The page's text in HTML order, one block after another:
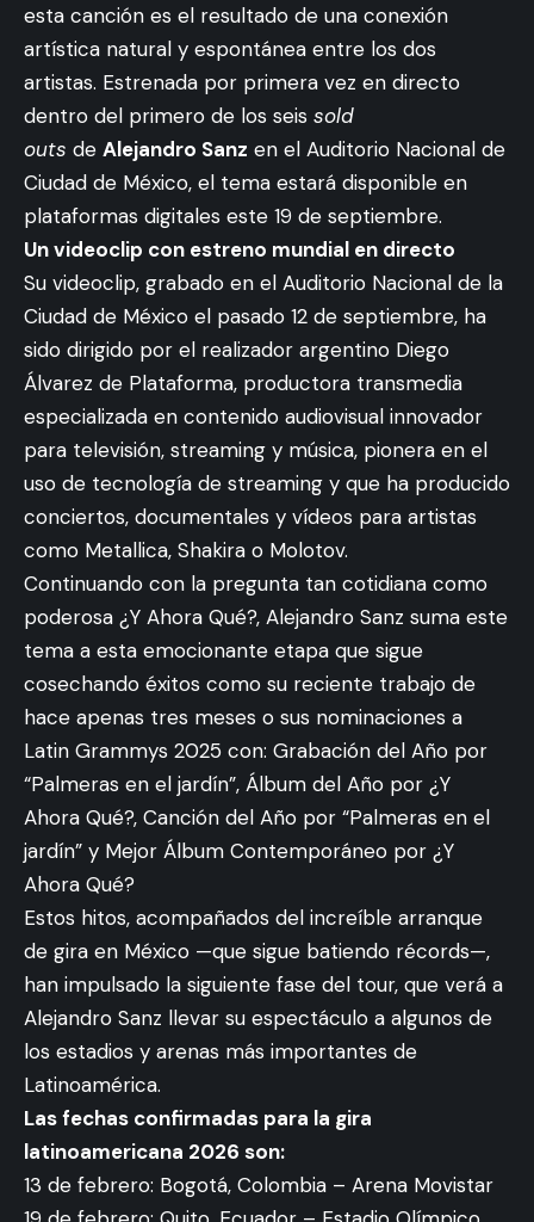
esta canción es el resultado de una conexión
artística natural y espontánea entre los dos
artistas. Estrenada por primera vez en directo
dentro del primero de los seis sold
outs de Alejandro Sanz en el Auditorio Nacional de
Ciudad de México, el tema estará disponible en
plataformas digitales este 19 de septiembre.
Un videoclip con estreno mundial en directo
Su videoclip, grabado en el Auditorio Nacional de la
Ciudad de México el pasado 12 de septiembre, ha
sido dirigido por el realizador argentino Diego
Álvarez de Plataforma, productora transmedia
especializada en contenido audiovisual innovador
para televisión, streaming y música, pionera en el
uso de tecnología de streaming y que ha producido
conciertos, documentales y vídeos para artistas
como Metallica, Shakira o Molotov.
Continuando con la pregunta tan cotidiana como
poderosa ¿Y Ahora Qué?, Alejandro Sanz suma este
tema a esta emocionante etapa que sigue
cosechando éxitos como su reciente trabajo de
hace apenas tres meses o sus nominaciones a
Latin Grammys 2025 con: Grabación del Año por
“Palmeras en el jardín”, Álbum del Año por ¿Y
Ahora Qué?, Canción del Año por “Palmeras en el
jardín” y Mejor Álbum Contemporáneo por ¿Y
Ahora Qué?
Estos hitos, acompañados del increíble arranque
de gira en México —que sigue batiendo récords—,
han impulsado la siguiente fase del tour, que verá a
Alejandro Sanz llevar su espectáculo a algunos de
los estadios y arenas más importantes de
Latinoamérica.
Las fechas confirmadas para la gira
latinoamericana 2026 son:
13 de febrero: Bogotá, Colombia – Arena Movistar